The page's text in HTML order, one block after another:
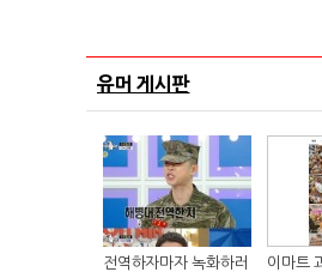
유머 게시판
전역하자마자 녹화하러
이마트